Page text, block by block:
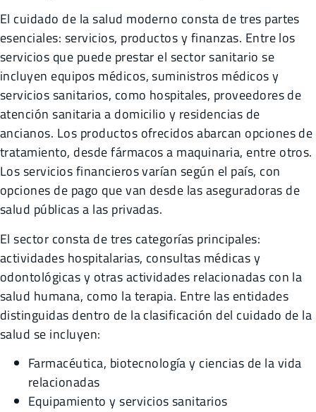
El cuidado de la salud moderno consta de tres partes
esenciales: servicios, productos y finanzas. Entre los
servicios que puede prestar el sector sanitario se
incluyen equipos médicos, suministros médicos y
servicios sanitarios, como hospitales, proveedores de
atención sanitaria a domicilio y residencias de
ancianos. Los productos ofrecidos abarcan opciones de
tratamiento, desde fármacos a maquinaria, entre otros.
Los servicios financieros varían según el país, con
opciones de pago que van desde las aseguradoras de
salud públicas a las privadas.
El sector consta de tres categorías principales:
actividades hospitalarias, consultas médicas y
odontológicas y otras actividades relacionadas con la
salud humana, como la terapia. Entre las entidades
distinguidas dentro de la clasificación del cuidado de la
salud se incluyen:
Farmacéutica, biotecnología y ciencias de la vida
relacionadas
Equipamiento y servicios sanitarios